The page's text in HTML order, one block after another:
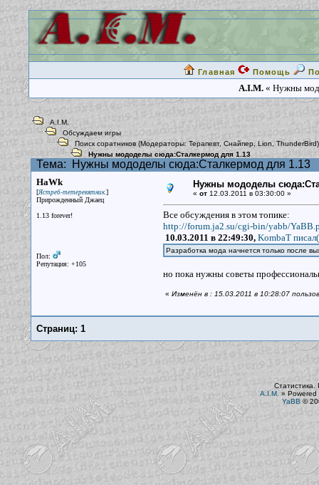
Главная Помощь
A.I.M.« Нужны
A.I.M.
Обсуждаем игры
Поиск соратников (Модераторы:Терапевт, Снайпер Lion, ThunderBird)
Нужны мододелы сюда:Сталкермод для 1.13
Тема: Нужны мододелы сюда:Сталкермод для 1.13
HaWk
[Ястреб-тетеревятник.]
Прирожденный Джаец
1.13 forever!
Пол:
Репутация: +105
Нужны мододелы
« от12.03.2011 в 03:30:00 »
Все обсуждения в этом топике:
http://forum.ja2.su/cgi-bin/yabb/
10.03.2011 в 22:49:30, KombaT
Разработка мода начнется только после
но пока нужны советы
« Изменён в : 15.03.2011 в 10:28:07
Страниц: 1
A.I.M. » Powered
YaBB ©